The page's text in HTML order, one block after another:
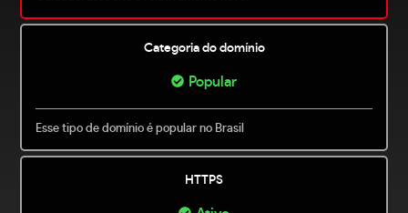
Categoria do domínio
Popular
Esse tipo de domínio é popular no Brasil
HTTPS